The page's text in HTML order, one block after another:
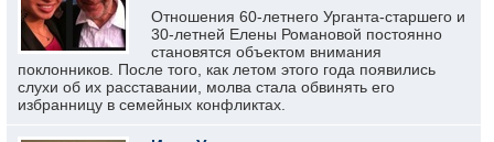
Отношения 60-летнего Урганта-старшего и
30-летней Елены Романовой постоянно
становятся объектом внимания
поклонников. После того, как летом этого года появились
слухи об их расставании, молва стала обвинять его
избранницу в семейных конфликтах.